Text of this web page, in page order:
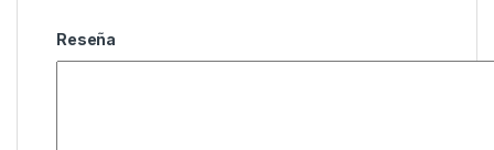
Reseña